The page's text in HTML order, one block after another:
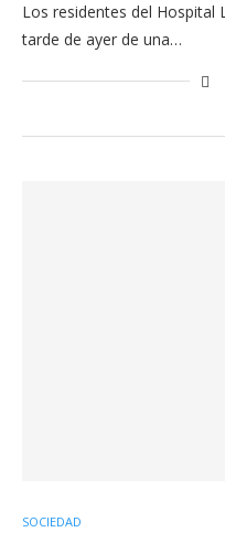
Los residentes del Hospital
tarde de ayer de una…
SOCIEDAD